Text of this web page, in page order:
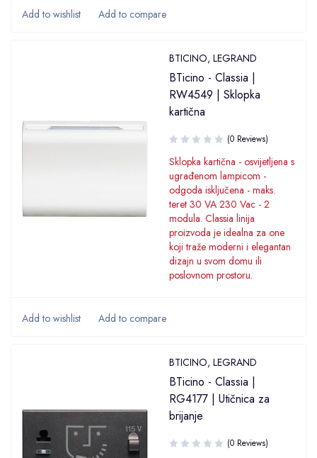
BTICINO, LEGRAND
BTicino - Classia |
RW4549 | Sklopka
kartična
(0 Reviews)
Sklopka kartična - osvijetljena s
ugrađenom lampicom -
odgoda isključena - maks.
teret 30 VA 230 Vac - 2
modula. Classia linija
proizvoda je idealna za one
koji traže moderni i elegantan
dizajn u svom domu ili
poslovnom prostoru.
BTICINO, LEGRAND
BTicino - Classia |
RG4177 | Utičnica za
brijanje
(0 Reviews)